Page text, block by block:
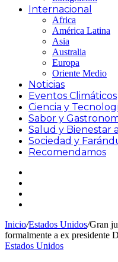
Internacional
Africa
América Latina
Asia
Australia
Europa
Oriente Medio
Noticias
Eventos Climáticos
Ciencia y
Sabor y
Salud y Bienestar a
Sociedad y
Recomendamos
Inicio/Estados Unidos/Gran
formalmente a ex presidente
Estados Unidos